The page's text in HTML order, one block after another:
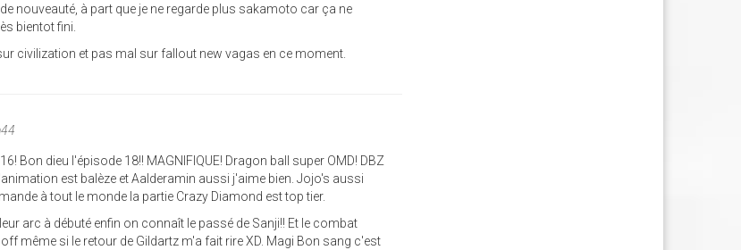
nouveauté, à part que je ne regarde plus sakamoto car ça ne
bientot fini.
civilization et pas mal sur fallout new vagas en ce moment.
Bon dieu l'épisode 18!! MAGNIFIQUE! Dragon ball super OMD! DBZ
est balèze et Aalderamin aussi j'aime bien. Jojo's aussi
à tout le monde la partie Crazy Diamond est top tier.
arc à débuté enfin on connaît le passé de Sanji!! Et le combat
même si le retour de Gildartz m'a fait rire XD. Magi Bon sang c'est